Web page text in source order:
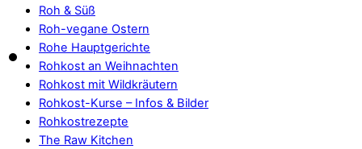
Roh & Süß
Roh-vegane Ostern
Rohe Hauptgerichte
Rohkost an Weihnachten
Rohkost mit Wildkräutern
Rohkost-Kurse – Infos & Bilder
Rohkostrezepte
The Raw Kitchen